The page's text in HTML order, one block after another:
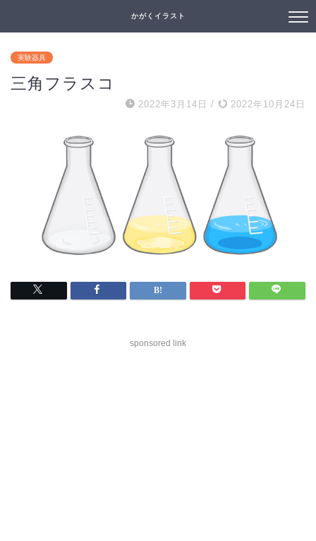
かがくイラスト
実験器具
三角フラスコ
2022年3月14日 / 2022年10月24日
sponsored link